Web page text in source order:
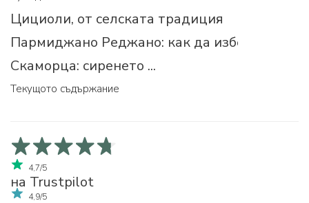
Цициоли, от селската традиция
Пармиджано Реджано: как да изберем
Скаморца: сиренето ...
Текущото съдържание
4,7/5
на Trustpilot
4,9/5